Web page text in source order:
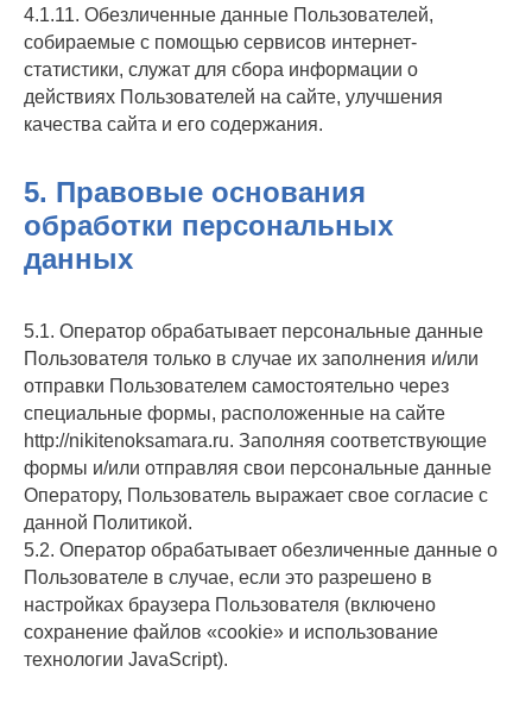
4.1.11. Обезличенные данные Пользователей,
собираемые с помощью сервисов интернет-
статистики, служат для сбора информации о
действиях Пользователей на сайте, улучшения
качества сайта и его содержания.
5. Правовые основания
обработки персональных
данных
5.1. Оператор обрабатывает персональные данные
Пользователя только в случае их заполнения и/или
отправки Пользователем самостоятельно через
специальные формы, расположенные на сайте
http://nikitenoksamara.ru. Заполняя соответствующие
формы и/или отправляя свои персональные данные
Оператору, Пользователь выражает свое согласие с
данной Политикой.
5.2. Оператор обрабатывает обезличенные данные о
Пользователе в случае, если это разрешено в
настройках браузера Пользователя (включено
сохранение файлов «cookie» и использование
технологии JavaScript).